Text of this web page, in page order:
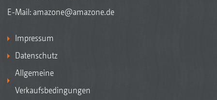
E-Mail: amazone@amazone.de
Impressum
Datenschutz
Allgemeine
Verkaufsbedingungen